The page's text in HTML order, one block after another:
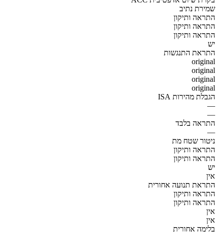
שמירת נתיב
התראה ותיקון
התראה ותיקון
התראה ותיקון
יש
התראת התנגשות
original
original
original
original
הגבלת מהירות ISA
—
—
התראה בלבד
—
ניטור שטח מת
התראה ותיקון
התראה ותיקון
יש
אין
התראת תנועה אחורית
התראה ותיקון
התראה ותיקון
אין
אין
בלימה אחורית